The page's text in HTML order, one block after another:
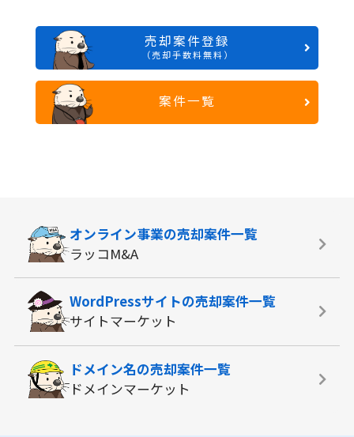
売却案件登録
（売却手数料無料）
案件一覧
オンライン事業の売却案件一覧
ラッコM&A
WordPressサイトの売却案件一覧
サイトマーケット
ドメイン名の売却案件一覧
ドメインマーケット